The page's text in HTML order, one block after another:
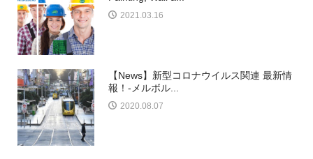
2021.03.16
【News】新型コロナウイルス関連 最新情
報！-メルボル...
2020.08.07